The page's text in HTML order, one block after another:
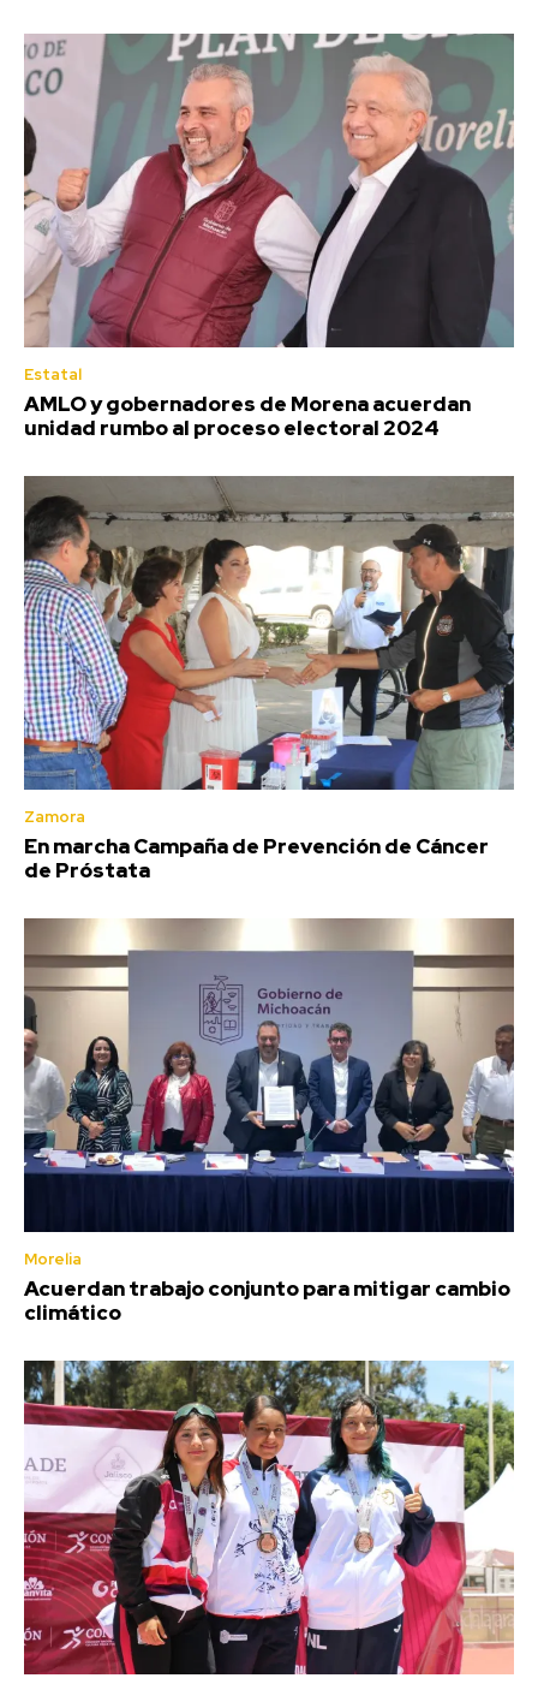
Estatal
AMLO y gobernadores de Morena acuerdan
unidad rumbo al proceso electoral 2024
Zamora
En marcha Campaña de Prevención de Cáncer
de Próstata
Morelia
Acuerdan trabajo conjunto para mitigar cambio
climático